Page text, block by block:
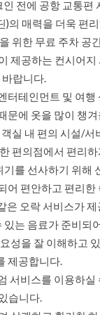
전에 공항 교통편
의 매력을 더욱 편
위한 무료 주차 공
제공하는 컨시어
랍니다.
테인먼트 및 여행
문에 옷을 많이 챙
실 내 편의 시설/서
편의점에서 편리
를 선사하기 위해
편안하고 편리한
오락 서비스가
는 음료가 준비되
성을 잘 이해하고
제공합니다.
서비스를 이용하
습니다.